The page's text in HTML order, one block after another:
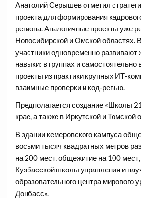
Анатолий Серышев отметил
проекта для формирования
региона. Аналогичные проекты уже
Новосибирской и Омской областях.
участники одновременно развивают
навыки: в группах и
проекты из практики крупных ИТ-
взаимные проверки и код-ревью.
Предполагается создание «Школы
крае, а также в Иркутской и Томской
В здании кемеровского кампуса
восьми тысяч квадратных метров
на 200 мест, общежитие на 100
Кузбасской школы управления и
образовательного центра мирового
Донбасс».